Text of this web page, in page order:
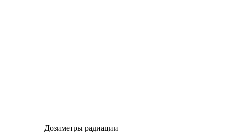
Дозиметры радиации